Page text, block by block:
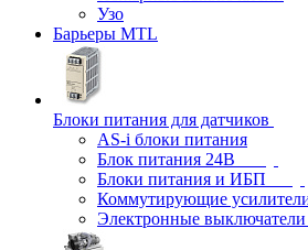
Узо
Барьеры MTL
Блоки питания для датчиков
AS-i блоки питания
Блок питания 24В
Блоки питания и ИБП
Коммутирующие
Электронные